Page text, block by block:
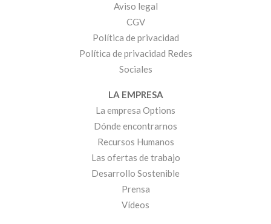
Aviso legal
CGV
Política de privacidad
Política de privacidad Redes
Sociales
LA EMPRESA
La empresa Options
Dónde encontrarnos
Recursos Humanos
Las ofertas de trabajo
Desarrollo Sostenible
Prensa
Vídeos